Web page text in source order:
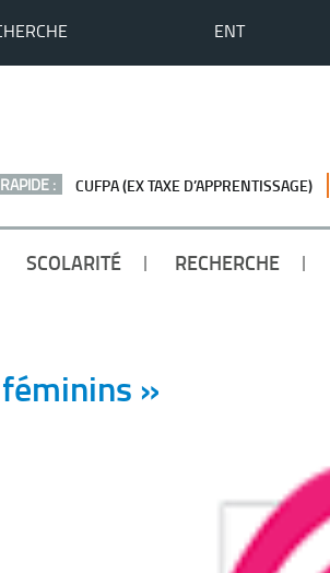
ENT
: CUFPA (EX TAXE D’APPRENTISSAGE)
SCOLARITÉ RECHERCHE
»